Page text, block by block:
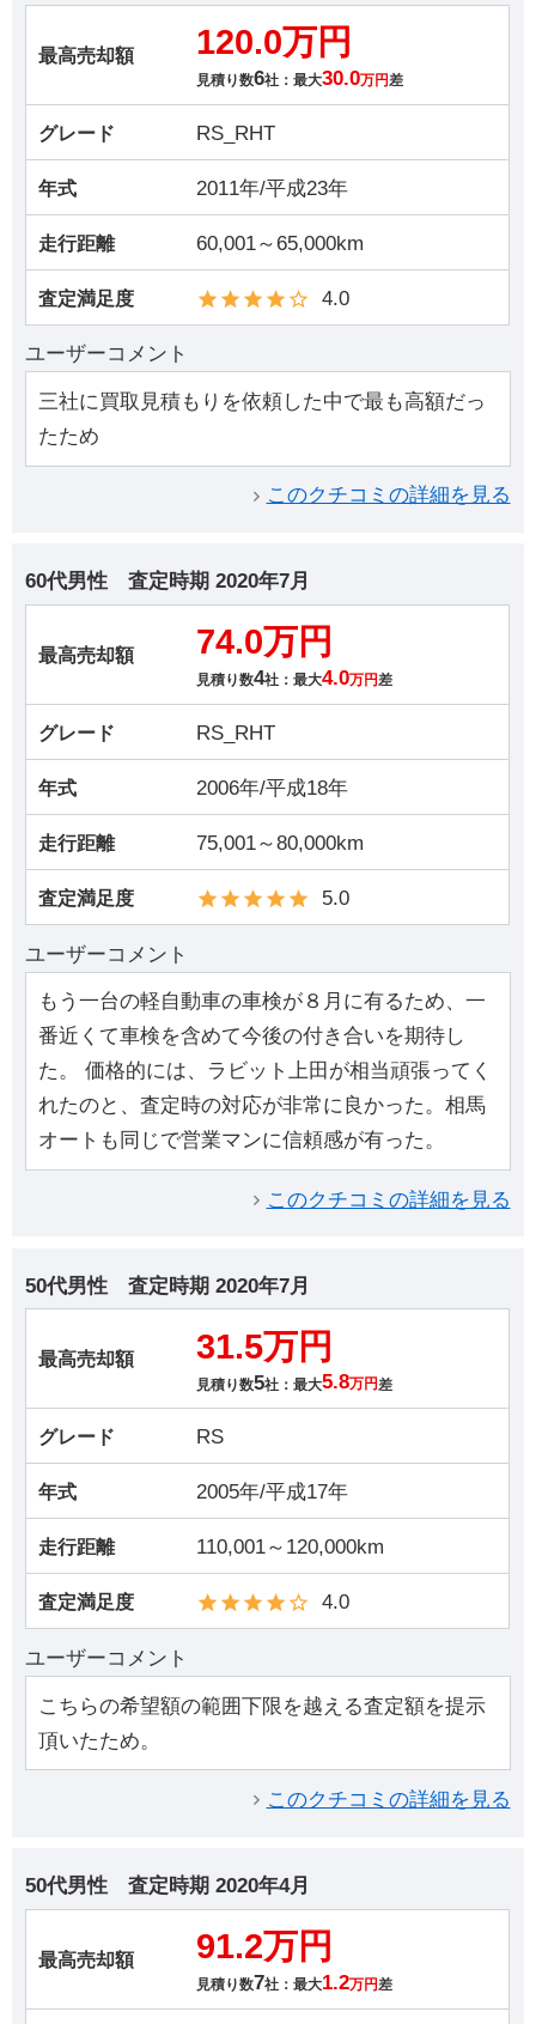
最高売却額 120.0万円
見積り数6社：最大30.0万円差
グレード RS_RHT
年式 2011年/平成23年
走行距離 60,001～65,000km
査定満足度 4.0
ユーザーコメント
三社に買取見積もりを依頼した中で最も高額だっ
たため
このクチコミの詳細を見る
60代男性 査定時期 2020年7月
最高売却額 74.0万円
見積り数4社：最大4.0万円差
グレード RS_RHT
年式 2006年/平成18年
走行距離 75,001～80,000km
査定満足度 5.0
ユーザーコメント
もう一台の軽自動車の車検が８月に有るため、一
番近くて車検を含めて今後の付き合いを期待し
た。 価格的には、ラビット上田が相当頑張ってく
れたのと、査定時の対応が非常に良かった。相馬
オートも同じで営業マンに信頼感が有った。
このクチコミの詳細を見る
50代男性 査定時期 2020年7月
最高売却額 31.5万円
見積り数5社：最大5.8万円 差
グレード RS
年式 2005年/平成17年
走行距離 110,001～120,000km
査定満足度 4.0
ユーザーコメント
こちらの希望額の範囲下限を越える査定額を提示
頂いたため。
このクチコミの詳細を見る
50代男性 査定時期 2020年4月
最高売却額 91.2万円
見積り数7社：最大1.2万円差